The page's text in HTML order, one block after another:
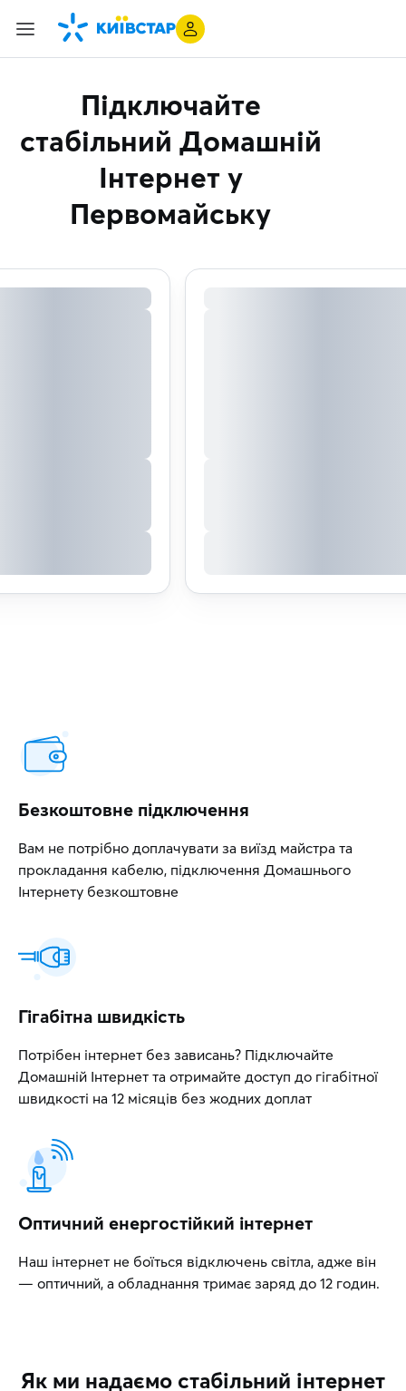
Підключайте
стабільний Домашній
Інтернет у
Первомайську
Безкоштовне підключення
Вам не потрібно доплачувати за виїзд майстра та
прокладання кабелю, підключення Домашнього
Інтернету безкоштовне
Гігабітна швидкість
Потрібен інтернет без зависань? Підключайте
Домашній Інтернет та отримайте доступ до гігабітної
швидкості на 12 місяців без жодних доплат
Оптичний енергостійкий інтернет
Наш інтернет не боїться відключень світла, адже він
— оптичний, а обладнання тримає заряд до 12 годин.
Як ми надаємо стабільний інтернет